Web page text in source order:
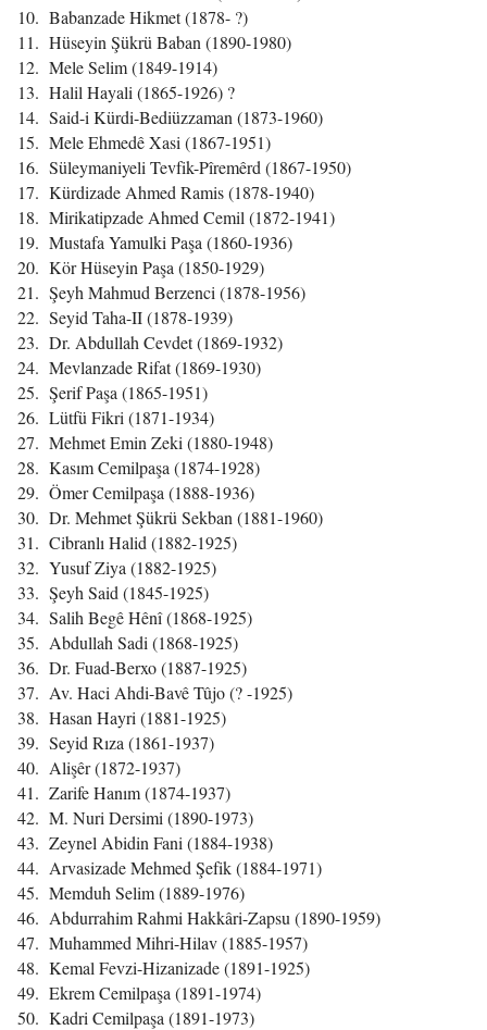
Babanzade Hikmet (1878- ?)
Hüseyin Şükrü Baban (1890-1980)
Mele Selim (1849-1914)
Halil Hayali (1865-1926) ?
Said-i Kürdi-Bediüzzaman (1873-1960)
Mele Ehmedê Xasi (1867-1951)
Süleymaniyeli Tevfik-Pîremêrd (1867-1950)
Kürdizade Ahmed Ramis (1878-1940)
Mirikatipzade Ahmed Cemil (1872-1941)
Mustafa Yamulki Paşa (1860-1936)
Kör Hüseyin Paşa (1850-1929)
Şeyh Mahmud Berzenci (1878-1956)
Seyid Taha-II (1878-1939)
Dr. Abdullah Cevdet (1869-1932)
Mevlanzade Rifat (1869-1930)
Şerif Paşa (1865-1951)
Lütfü Fikri (1871-1934)
Mehmet Emin Zeki (1880-1948)
Kasım Cemilpaşa (1874-1928)
Ömer Cemilpaşa (1888-1936)
Dr. Mehmet Şükrü Sekban (1881-1960)
Cibranlı Halid (1882-1925)
Yusuf Ziya (1882-1925)
Şeyh Said (1845-1925)
Salih Begê Hênî (1868-1925)
Abdullah Sadi (1868-1925)
Dr. Fuad-Berxo (1887-1925)
Av. Haci Ahdi-Bavê Tûjo (? -1925)
Hasan Hayri (1881-1925)
Seyid Rıza (1861-1937)
Alişêr (1872-1937)
Zarife Hanım (1874-1937)
M. Nuri Dersimi (1890-1973)
Zeynel Abidin Fani (1884-1938)
Arvasizade Mehmed Şefik (1884-1971)
Memduh Selim (1889-1976)
Abdurrahim Rahmi Hakkâri-Zapsu (1890-1959)
Muhammed Mihri-Hilav (1885-1957)
Kemal Fevzi-Hizanizade (1891-1925)
Ekrem Cemilpaşa (1891-1974)
Kadri Cemilpaşa (1891-1973)